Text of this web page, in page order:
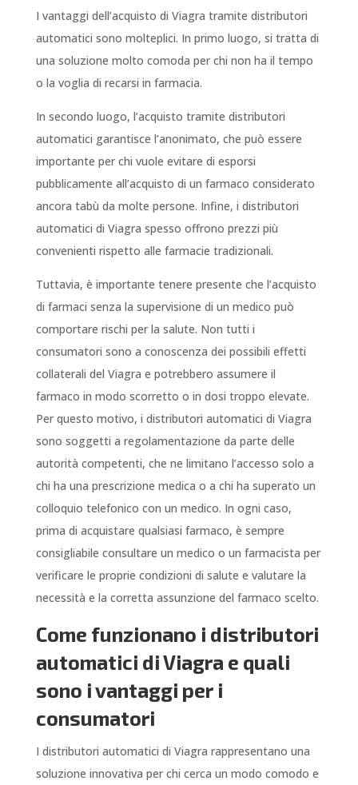
I vantaggi dell’acquisto di Viagra tramite distributori
automatici sono molteplici. In primo luogo, si tratta di
una soluzione molto comoda per chi non ha il tempo
o la voglia di recarsi in farmacia.
In secondo luogo, l’acquisto tramite distributori
automatici garantisce l’anonimato, che può essere
importante per chi vuole evitare di esporsi
pubblicamente all’acquisto di un farmaco considerato
ancora tabù da molte persone. Infine, i distributori
automatici di Viagra spesso offrono prezzi più
convenienti rispetto alle farmacie tradizionali.
Tuttavia, è importante tenere presente che l’acquisto
di farmaci senza la supervisione di un medico può
comportare rischi per la salute. Non tutti i
consumatori sono a conoscenza dei possibili effetti
collaterali del Viagra e potrebbero assumere il
farmaco in modo scorretto o in dosi troppo elevate.
Per questo motivo, i distributori automatici di Viagra
sono soggetti a regolamentazione da parte delle
autorità competenti, che ne limitano l’accesso solo a
chi ha una prescrizione medica o a chi ha superato un
colloquio telefonico con un medico. In ogni caso,
prima di acquistare qualsiasi farmaco, è sempre
consigliabile consultare un medico o un farmacista per
verificare le proprie condizioni di salute e valutare la
necessità e la corretta assunzione del farmaco scelto.
Come funzionano i distributori
automatici di Viagra e quali
sono i vantaggi per i
consumatori
I distributori automatici di Viagra rappresentano una
soluzione innovativa per chi cerca un modo comodo e